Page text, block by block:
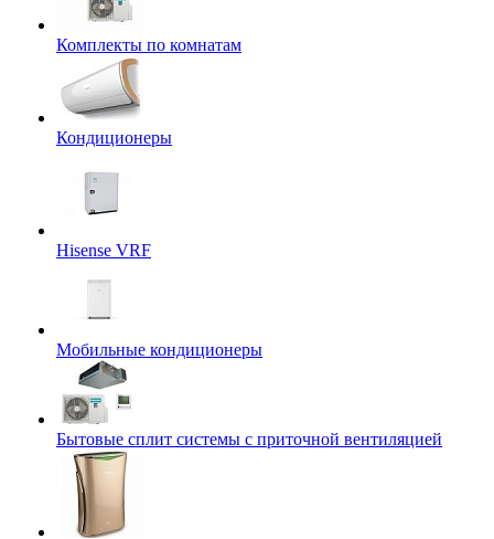
Комплекты по комнатам
Кондиционеры
Hisense VRF
Мобильные кондиционеры
Бытовые сплит системы с приточной вентиляцией